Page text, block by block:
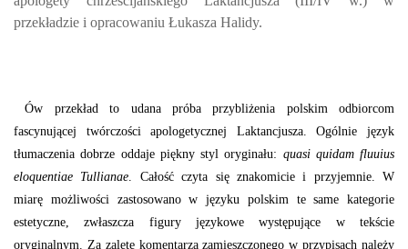
przekładzie i opracowaniu Łukasza Halidy.
Ów przekład to udana próba przybliżenia polskim odbiorcom
fascynującej twórczości apologetycznej Laktancjusza. Ogólnie język
tłumaczenia dobrze oddaje piękny styl oryginału: quasi quidam fluuius
eloquentiae Tullianae. Całość czyta się znakomicie i przyjemnie. W
miarę możliwości zastosowano w języku polskim te same kategorie
estetyczne, zwłaszcza figury językowe występujące w tekście
oryginalnym. Za zaletę komentarza zamieszczonego w przypisach należy